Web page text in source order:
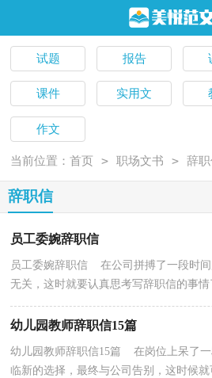
试题 报告
课件 实用文
作文
当前位置：首页 > 职场文书 > 辞
辞职信
员工委婉辞职信
员工委婉辞职信 在公司拼搏了一段时
无关，这时就要认真思考写辞职信的事
呢？下面是小编精心整理的员工委婉辞
幼儿园教师辞职信15篇
幼儿园教师辞职信15篇 在岗位上呆了
临新的选择，最终与公司告别，这时候